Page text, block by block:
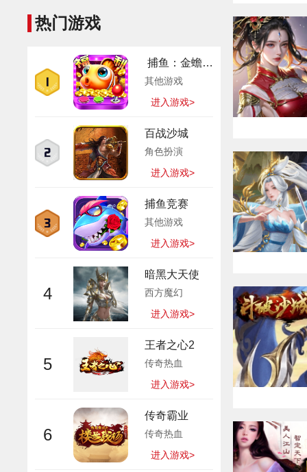
热门游戏
捕鱼：金蟾去哪了
其他游戏
进入游戏>
百战沙城
角色扮演
进入游戏>
捕鱼竞赛
其他游戏
进入游戏>
4
暗黑大天使
西方魔幻
进入游戏>
5
王者之心2
传奇热血
进入游戏>
6
传奇霸业
传奇热血
进入游戏>